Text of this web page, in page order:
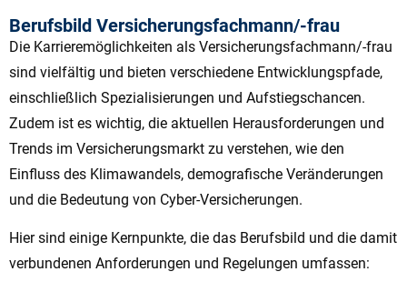
Berufsbild Versicherungsfachmann/-frau
Die Karrieremöglichkeiten als Versicherungsfachmann/-frau
sind vielfältig und bieten verschiedene Entwicklungspfade,
einschließlich Spezialisierungen und Aufstiegschancen.
Zudem ist es wichtig, die aktuellen Herausforderungen und
Trends im Versicherungsmarkt zu verstehen, wie den
Einfluss des Klimawandels, demografische Veränderungen
und die Bedeutung von Cyber-Versicherungen.
Hier sind einige Kernpunkte, die das Berufsbild und die damit
verbundenen Anforderungen und Regelungen umfassen: